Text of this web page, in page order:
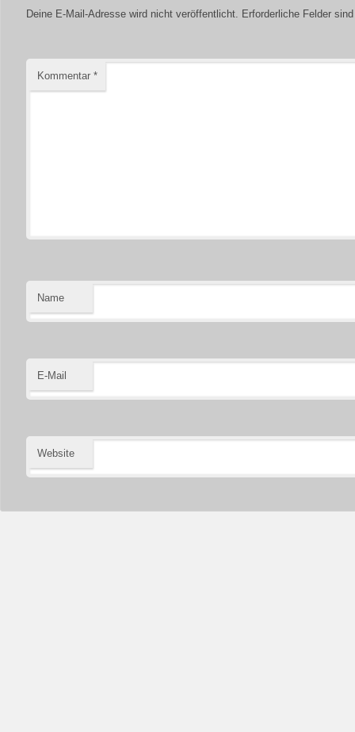
Deine E-Mail-Adresse wird nicht veröffentlicht. Erforderliche Felder
Kommentar *
Name
E-Mail
Website